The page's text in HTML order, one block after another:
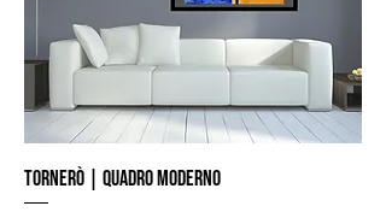
Tornerò | Quadro Moderno